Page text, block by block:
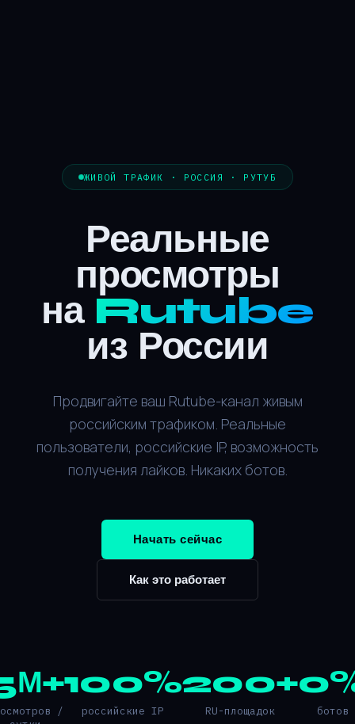
ЖИВОЙ ТРАФИК · РОССИЯ · РУТУБ
Реальные
просмотры
на Rutube
из России
Продвигайте ваш Rutube-канал живым
российским трафиком. Реальные
пользователи, российские IP, возможность
получения лайков. Никаких ботов.
Начать сейчас
Как это работает
/
100%
российские IP
200+
RU-площадок ботов